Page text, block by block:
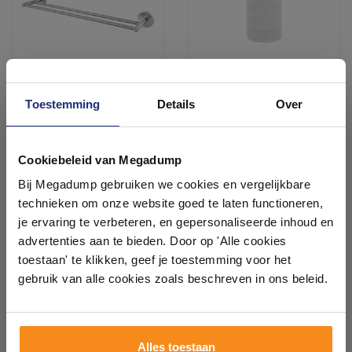
Toestemming Details Over
Cookiebeleid van Megadump
Bij Megadump gebruiken we cookies en vergelijkbare
technieken om onze website goed te laten functioneren,
je ervaring te verbeteren, en gepersonaliseerde inhoud en
advertenties aan te bieden. Door op 'Alle cookies
toestaan' te klikken, geef je toestemming voor het
gebruik van alle cookies zoals beschreven in ons beleid.
Alles toestaan
Handdoekhouder Dubbel
106,47
87,99
Meer info
Beker Haceka Ribbel Wit
5,00
5,00
Meer info
badkamers in onze 1000 m²
showroom
Laat je inspireren door 21 volledig ingerichte
badkameropstellingen – van compact tot luxe. Onze
ervaren adviseurs helpen je persoonlijk, en je vindt
tegels & sanitair direct uit voorraad. Gratis parkeren
op eigen terrein.